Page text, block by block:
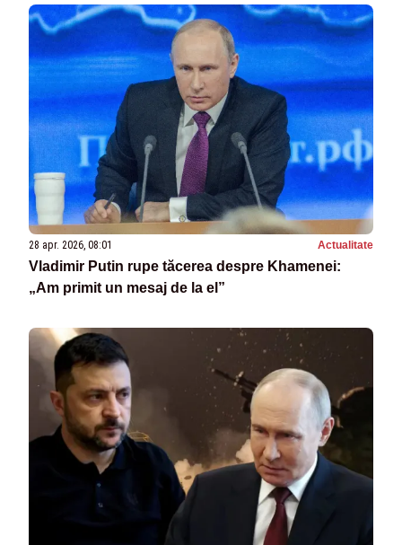
28 apr. 2026, 08:01 Actualitate
Vladimir Putin rupe tăcerea despre Khamenei:
„Am primit un mesaj de la el”